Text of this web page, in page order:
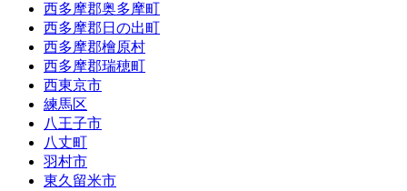
西多摩郡奥多摩町
西多摩郡日の出町
西多摩郡檜原村
西多摩郡瑞穂町
西東京市
練馬区
八王子市
八丈町
羽村市
東久留米市